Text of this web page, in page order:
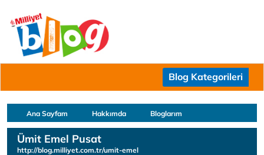
Blog Kategorileri
Ana Sayfam Hakkımda Bloglarım
Ümit Emel Pusat
http://blog.milliyet.com.tr/umit-emel